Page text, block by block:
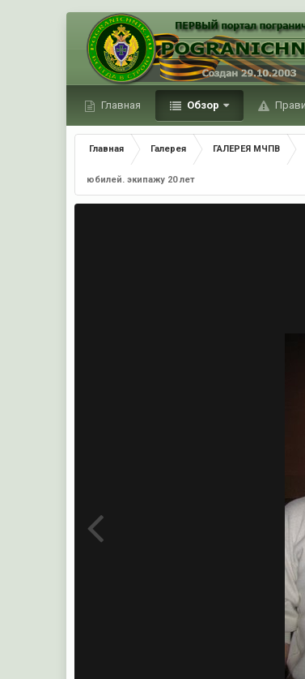
Главная Обзор
Главная Галерея ГАЛЕРЕЯ МЧПВ
юбилей. экипажу 20 лет